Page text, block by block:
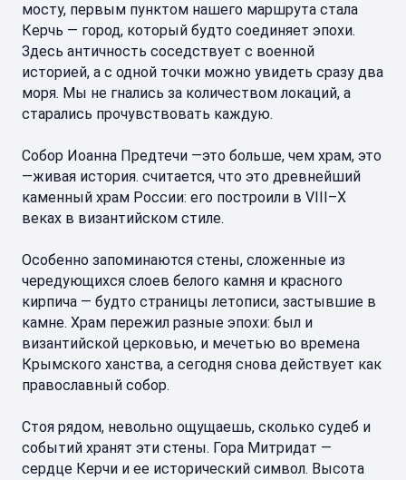
мосту, первым пунктом нашего маршрута стала
Керчь — город, который будто соединяет эпохи.
Здесь античность соседствует с военной
историей, а с одной точки можно увидеть сразу два
моря. Мы не гнались за количеством локаций, а
старались прочувствовать каждую.
Собор Иоанна Предтечи —это больше, чем храм, это
—живая история. считается, что это древнейший
каменный храм России: его построили в VIII–X
веках в византийском стиле.
Особенно запоминаются стены, сложенные из
чередующихся слоев белого камня и красного
кирпича — будто страницы летописи, застывшие в
камне. Храм пережил разные эпохи: был и
византийской церковью, и мечетью во времена
Крымского ханства, а сегодня снова действует как
православный собор.
Стоя рядом, невольно ощущаешь, сколько судеб и
событий хранят эти стены. Гора Митридат —
сердце Керчи и ее исторический символ. Высота